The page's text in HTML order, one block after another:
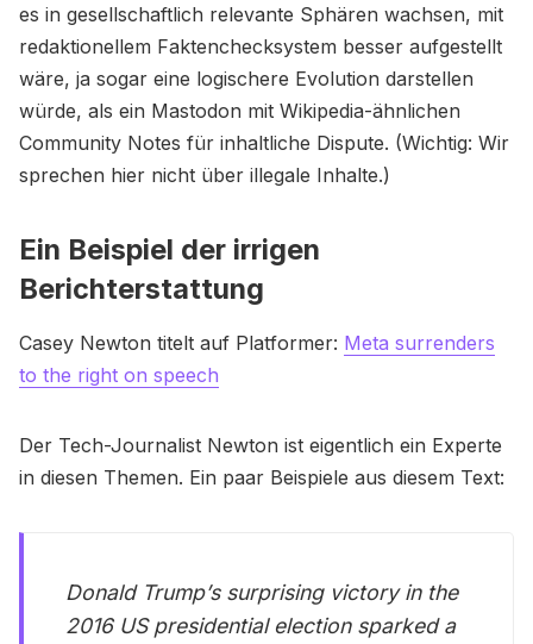
es in gesellschaftlich relevante Sphären wachsen, mit
redaktionellem Faktenchecksystem besser aufgestellt
wäre, ja sogar eine logischere Evolution darstellen
würde, als ein Mastodon mit Wikipedia-ähnlichen
Community Notes für inhaltliche Dispute. (Wichtig: Wir
sprechen hier nicht über illegale Inhalte.)
Ein Beispiel der irrigen
Berichterstattung
Casey Newton titelt auf Platformer: Meta surrenders
to the right on speech
Der Tech-Journalist Newton ist eigentlich ein Experte
in diesen Themen. Ein paar Beispiele aus diesem Text:
Donald Trump’s surprising victory in the
2016 US presidential election sparked a